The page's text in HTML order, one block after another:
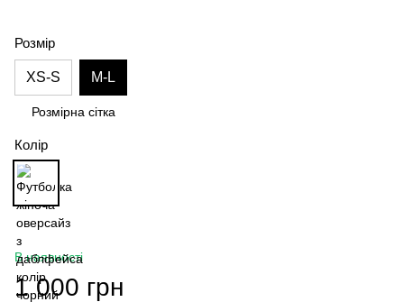
Розмір
XS-S M-L
Розмірна сітка
Колір
В наявності
1 000 грн